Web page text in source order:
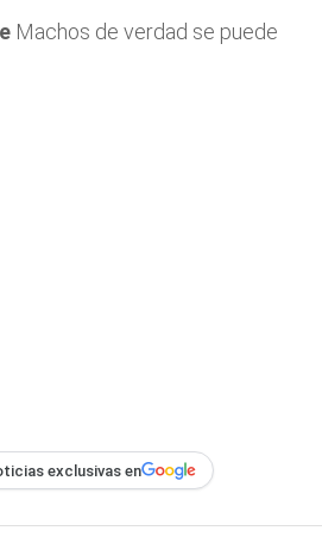
Machos de verdad se puede
exclusivas en